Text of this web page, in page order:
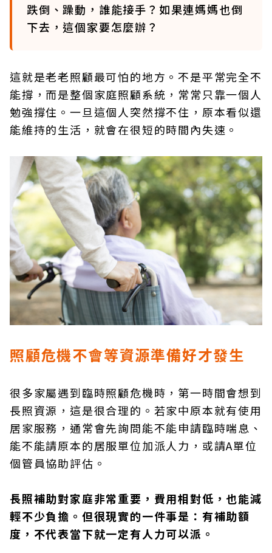
跌倒、躁動，誰能接手？如果連媽媽也倒
下去，這個家要怎麼辦？
這就是老老照顧最可怕的地方。不是平常完全不
能撐，而是整個家庭照顧系統，常常只靠一個人
勉強撐住。一旦這個人突然撐不住，原本看似還
能維持的生活，就會在很短的時間內失速。
照顧危機不會等資源準備好才發生
很多家屬遇到臨時照顧危機時，第一時間會想到
長照資源，這是很合理的。若家中原本就有使用
居家服務，通常會先詢問能不能申請臨時喘息、
能不能請原本的居服單位加派人力，或請A單位
個管員協助評估。
長照補助對家庭非常重要，費用相對低，也能減
輕不少負擔。但很現實的一件事是：有補助額
度，不代表當下就一定有人力可以派。